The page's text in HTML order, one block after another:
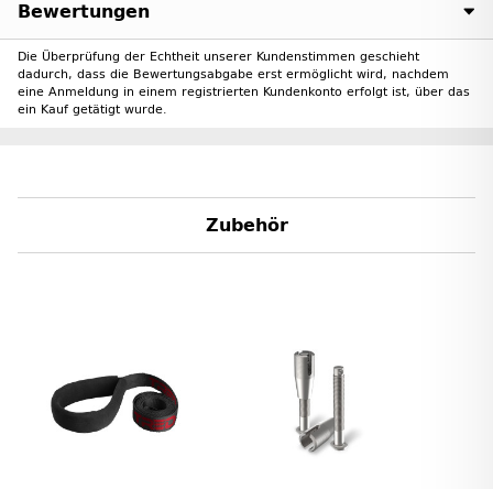
Bewertungen
Die Überprüfung der Echtheit unserer Kundenstimmen geschieht
dadurch, dass die Bewertungsabgabe erst ermöglicht wird, nachdem
eine Anmeldung in einem registrierten Kundenkonto erfolgt ist, über das
ein Kauf getätigt wurde.
Zubehör